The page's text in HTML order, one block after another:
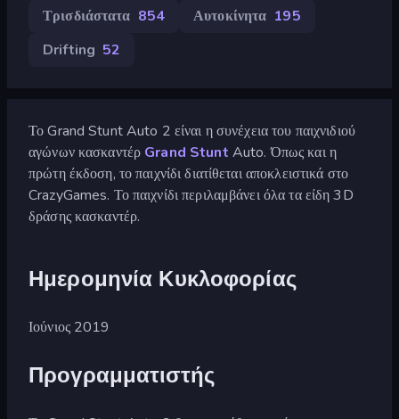
Τρισδιάστατα 854 Αυτοκίνητα 195
Drifting 52
Το Grand Stunt Auto 2 είναι η συνέχεια του παιχνιδιού
αγώνων κασκαντέρ Grand Stunt Auto. Όπως και η
πρώτη έκδοση, το παιχνίδι διατίθεται αποκλειστικά στο
CrazyGames. Το παιχνίδι περιλαμβάνει όλα τα είδη 3D
δράσης κασκαντέρ.
Ημερομηνία Κυκλοφορίας
Ιούνιος 2019
Προγραμματιστής